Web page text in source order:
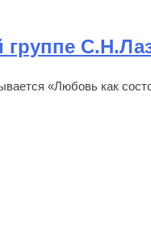
«Любовь как